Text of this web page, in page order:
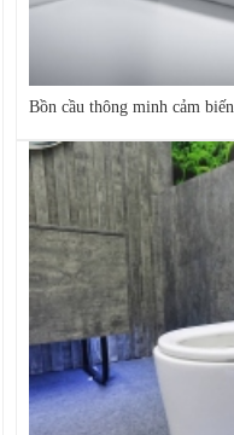
Bồn cầu thông minh cảm